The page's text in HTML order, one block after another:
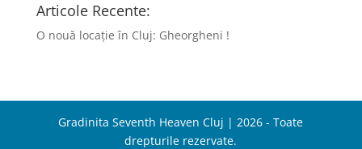
Articole Recente:
O nouă locație în Cluj: Gheorgheni !
Gradinita Seventh Heaven Cluj | 2026 - Toate
drepturile rezervate.